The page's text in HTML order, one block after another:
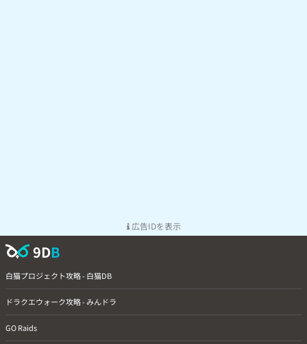
広告IDを表示
9DB
白猫プロジェクト攻略 - 白猫DB
ドラクエウォーク攻略 - みんドラ
GO Raids